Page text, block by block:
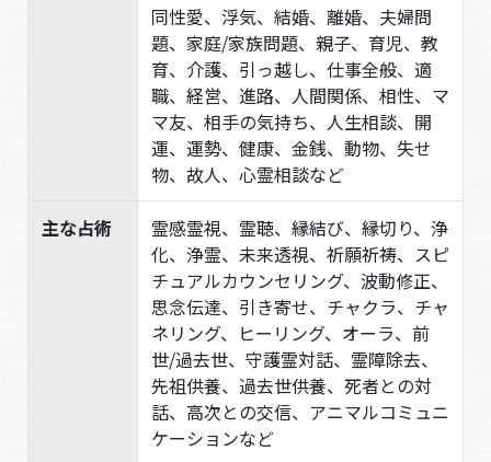
同性愛、浮気、結婚、離婚、夫婦問
題、家庭/家族問題、親子、育児、教
育、介護、引っ越し、仕事全般、適
職、経営、進路、人間関係、相性、マ
マ友、相手の気持ち、人生相談、開
運、運勢、健康、金銭、動物、失せ
物、故人、心霊相談など
主な占術
霊感霊視、霊聴、縁結び、縁切り、浄
化、浄霊、未来透視、祈願祈祷、スピ
チュアルカウンセリング、波動修正、
思念伝達、引き寄せ、チャクラ、チャ
ネリング、ヒーリング、オーラ、前
世/過去世、守護霊対話、霊障除去、
先祖供養、過去世供養、死者との対
話、高次との交信、アニマルコミュニ
ケーションなど